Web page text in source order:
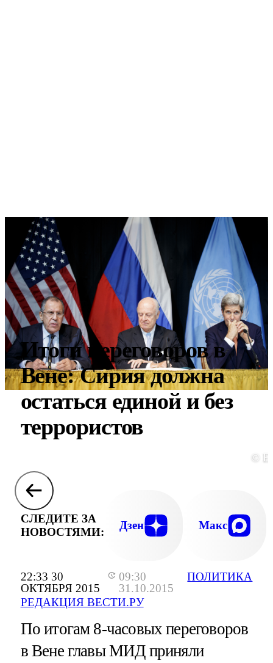
22:33 30
ОКТЯБРЯ 2015
09:30
31.10.2015
РЕДАКЦИЯ ВЕСТИ.РУ
ПОЛИТИКА
Итоги переговоров в
Вене: Сирия должна
остаться единой и без
террористов
©
СЛЕДИТЕ ЗА
НОВОСТЯМИ:
Дзен Макс
По итогам 8-часовых переговоров
в Вене главы МИД приняли